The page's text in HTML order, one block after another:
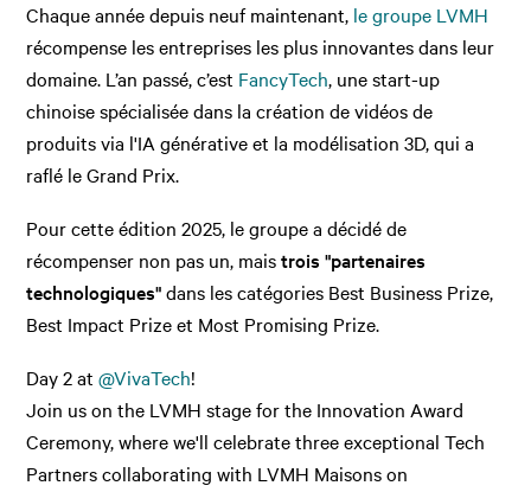
Chaque année depuis neuf maintenant, le groupe LVMH
récompense les entreprises les plus innovantes dans leur
domaine. L’an passé, c’est FancyTech, une start-up
chinoise spécialisée dans la création de vidéos de
produits via l'IA générative et la modélisation 3D, qui a
raflé le Grand Prix.
Pour cette édition 2025, le groupe a décidé de
récompenser non pas un, maistrois "partenaires
technologiques"dans les catégories Best Business Prize,
Best Impact Prize et Most Promising Prize.
Day 2 at@VivaTech!
Join us on the LVMH stage for the Innovation Award
Ceremony, where we'll celebrate three exceptional Tech
Partners collaborating with LVMH Maisons on